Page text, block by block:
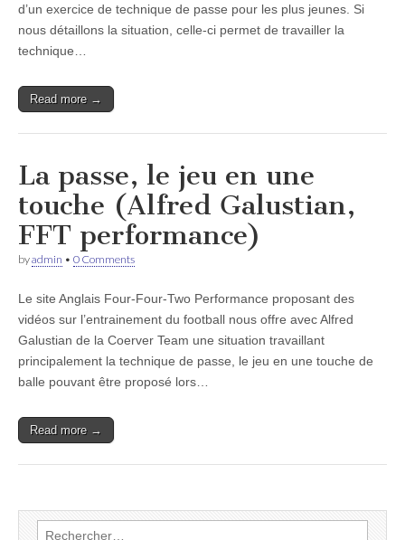
d’un exercice de technique de passe pour les plus jeunes. Si
nous détaillons la situation, celle-ci permet de travailler la
technique…
Read more →
La passe, le jeu en une
touche (Alfred Galustian,
FFT performance)
byadmin • 0 Comments
Le site Anglais Four-Four-Two Performance proposant des
vidéos sur l’entrainement du football nous offre avec Alfred
Galustian de la Coerver Team une situation travaillant
principalement la technique de passe, le jeu en une touche de
balle pouvant être proposé lors…
Read more →
Rechercher :